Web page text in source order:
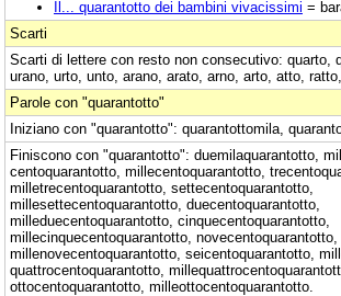
Il... quarantotto dei bambini vivacissimi =
Scarti
Scarti di lettere con resto non consecutivo: quarto,
urano, urto, unto, arano, arato, arno, arto, atto,
Parole con "quarantotto"
Iniziano con "quarantotto": quarantottomila,
Finiscono con "quarantotto": duemilaquarantotto,
centoquarantotto, millecentoquarantotto,
milletrecentoquarantotto, settecentoquarantotto,
millesettecentoquarantotto, duecentoquarantotto,
milleduecentoquarantotto, cinquecentoquarantotto,
millecinquecentoquarantotto, novecentoquarantotto,
millenovecentoquarantotto, seicentoquarantotto,
quattrocentoquarantotto,
ottocentoquarantotto, milleottocentoquarantotto.